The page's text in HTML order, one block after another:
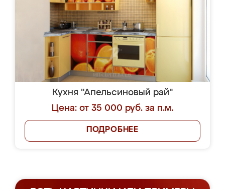
Кухня "Апельсиновый рай"
Цена: от 35 000 руб. за п.м.
ПОДРОБНЕЕ